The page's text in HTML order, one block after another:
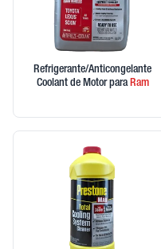
Refrigerante/Anticongelante
Coolant de Motor paraRam